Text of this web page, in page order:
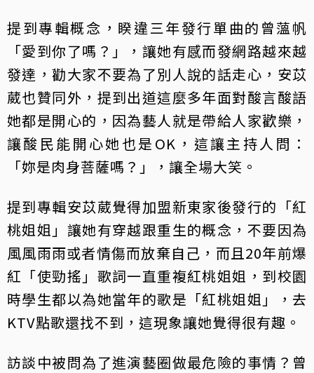
提到專輯概念，睽違三年發行單曲的曾薀帆
「愛到你了嗎？」，讓她有感而發網路越來越
發達，勸大家不要為了別人說的話走心，安苡
葳也贊同外，提到出道這麼多年面對酸言酸語
她都是開心的，因為藝人就是帶給人家歡樂，
讓酸民能開心她也是OK，這讓主持人問：
「妳是肉身菩薩嗎？」，讓全場大笑。
提到專輯安苡葳覺得加盟新東家後發行的「紅
桃姐姐」讓她有穿越跟重生的概念，不要因為
風風雨雨或者情傷而放棄自己，而且20年前爆
紅「使勁搖」歌詞一直重複紅桃姐姐，到校園
時學生都以為她當年的歌是「紅桃姐姐」，去
KTV點歌還找不到，這現象讓她覺得很有趣。
訪談中被問為了進演藝圈做最危險的事情？曾